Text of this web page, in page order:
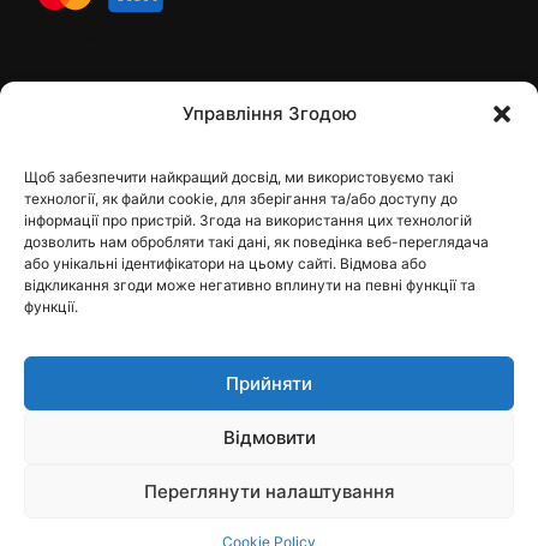
Управління Згодою
Щоб забезпечити найкращий досвід, ми використовуємо такі
технології, як файли cookie, для зберігання та/або доступу до
інформації про пристрій. Згода на використання цих технологій
дозволить нам обробляти такі дані, як поведінка веб-переглядача
або унікальні ідентифікатори на цьому сайті. Відмова або
відкликання згоди може негативно вплинути на певні функції та
функції.
Прийняти
Відмовити
Переглянути налаштування
Cookie Policy
Контакти
Контакты
dfbelements@gmail.com
Instagram